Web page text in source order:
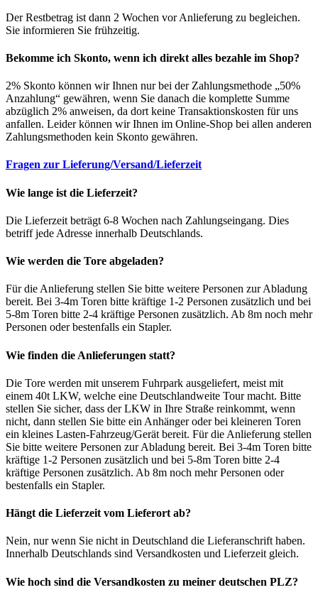
Der Restbetrag ist dann 2 Wochen vor Anlieferung zu begleichen.
Sie informieren Sie frühzeitig.
Bekomme ich Skonto, wenn ich direkt alles bezahle im Shop?
2% Skonto können wir Ihnen nur bei der Zahlungsmethode „50%
Anzahlung“ gewähren, wenn Sie danach die komplette Summe
abzüglich 2% anweisen, da dort keine Transaktionskosten für uns
anfallen. Leider können wir Ihnen im Online-Shop bei allen anderen
Zahlungsmethoden kein Skonto gewähren.
Fragen zur Lieferung/Versand/Lieferzeit
Wie lange ist die Lieferzeit?
Die Lieferzeit beträgt 6-8 Wochen nach Zahlungseingang. Dies
betriff jede Adresse innerhalb Deutschlands.
Wie werden die Tore abgeladen?
Für die Anlieferung stellen Sie bitte weitere Personen zur Abladung
bereit. Bei 3-4m Toren bitte kräftige 1-2 Personen zusätzlich und bei
5-8m Toren bitte 2-4 kräftige Personen zusätzlich. Ab 8m noch mehr
Personen oder bestenfalls ein Stapler.
Wie finden die Anlieferungen statt?
Die Tore werden mit unserem Fuhrpark ausgeliefert, meist mit
einem 40t LKW, welche eine Deutschlandweite Tour macht. Bitte
stellen Sie sicher, dass der LKW in Ihre Straße reinkommt, wenn
nicht, dann stellen Sie bitte ein Anhänger oder bei kleineren Toren
ein kleines Lasten-Fahrzeug/Gerät bereit. Für die Anlieferung stellen
Sie bitte weitere Personen zur Abladung bereit. Bei 3-4m Toren bitte
kräftige 1-2 Personen zusätzlich und bei 5-8m Toren bitte 2-4
kräftige Personen zusätzlich. Ab 8m noch mehr Personen oder
bestenfalls ein Stapler.
Hängt die Lieferzeit vom Lieferort ab?
Nein, nur wenn Sie nicht in Deutschland die Lieferanschrift haben.
Innerhalb Deutschlands sind Versandkosten und Lieferzeit gleich.
Wie hoch sind die Versandkosten zu meiner deutschen PLZ?